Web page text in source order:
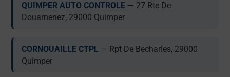
QUIMPER AUTO CONTROLE — 27 Rte De
Douarnenez, 29000 Quimper
CORNOUAILLE CTPL — Rpt De Becharles, 29000
Quimper